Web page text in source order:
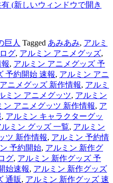
(新しいウィンドウで開き
巨人 Tagged あみあみ, アルミ
グ, アルミン アニメグッズ,
, アルミン アニメグッズ 予
予約開始 速報, アルミン アニ
ニメグッズ 新作情報, アルミ
ミン アニメグッツ, アルミン
ン アニメグッツ 新作情報, ア
, アルミン キャラクターグッ
ルミン グッズ 一覧, アルミン
ツ 新作情報, アルミン 予約情
予約開始, アルミン 新作グ
グ, アルミン 新作グッズ 予
始速報, アルミン 新作グッズ
通販, アルミン 新作グッズ 速